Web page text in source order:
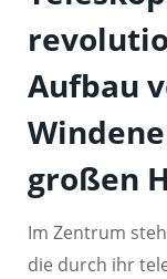
Aufbau
großen
Im Zentrum
die durch ihr